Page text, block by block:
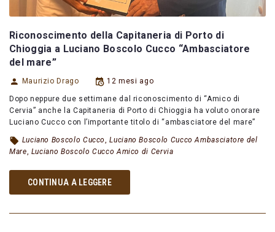
Riconoscimento della Capitaneria di Porto di
Chioggia a Luciano Boscolo Cucco “Ambasciatore
del mare”
Maurizio Drago 12 mesi ago
Dopo neppure due settimane dal riconoscimento di “Amico di
Cervia” anche la Capitaneria di Porto di Chioggia ha voluto onorare
Luciano Cucco con l’importante titolo di “ambasciatore del mare”
Luciano Boscolo Cucco,Luciano Boscolo Cucco Ambasciatore del
Mare, Luciano Boscolo Cucco Amico di Cervia
CONTINUA A LEGGERE